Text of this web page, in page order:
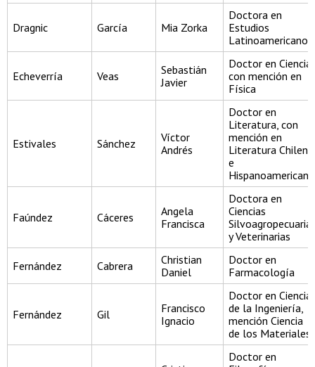
Dragnic García Mia Zorka
Doctora en
Estudios
Latinoamericanos
Echeverría Veas
Sebastián
Javier
Doctor en
con mención en
Física
Estivales Sánchez
Víctor
Andrés
Doctor en
Literatura, con
mención en
Literatura Chilena
e
Hispanoamericana
Faúndez Cáceres
Angela
Francisca
Doctora en
Ciencias
y Veterinarias
Fernández Cabrera
Christian
Daniel
Doctor en
Farmacología
Fernández Gil
Francisco
Ignacio
Doctor en
de la Ingeniería,
mención Ciencia
de los Materiales
Doctor en